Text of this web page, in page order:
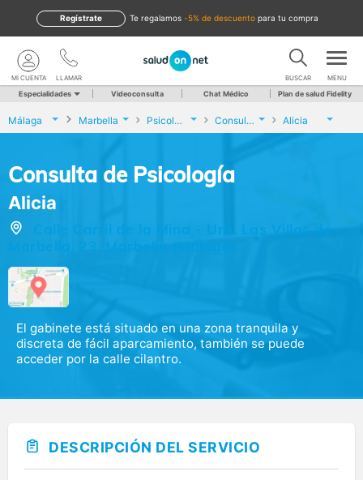
te regalamos -5% de descuento para tu compra
Regístrate
LLAMAR
MI CUENTA BUSCAR MENU
Especialidades Videoconsulta Chat Médico Plan de salud Fidelity
Málaga Marbella Psicología Consulta de Psicología Alicia
Consulta de Psicología
Alicia
Calle Carril de la Mina - Urb. Las Villas de
Marbella, 23, Marbella (Málaga)
El gabinete está situado en una zona tranquila y
discreta de fácil aparcamiento, también se puede
acceder por la calle cilantro.
DESCRIPCIÓN DEL SERVICIO